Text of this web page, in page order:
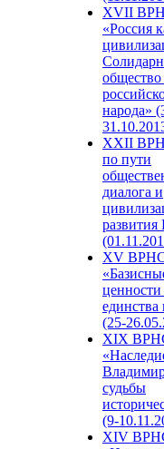
XVII
«Россия
народа»
XXII
по пути
диалога и
развития
XV
единства
(25-
XIX
судьбы
(9-
XIV